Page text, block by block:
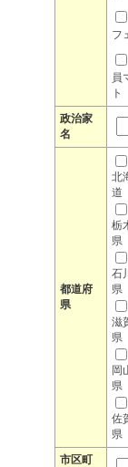
フ
員
ト
政治家
名
都道府
県
北
道
栃
県
石川
県
滋
県
岡
県
佐
県
市区町